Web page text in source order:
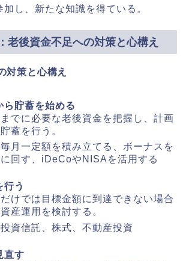
加し、新たな知識を得ている。
老後資金不足への対策と心構え
対策と心構え
ら貯蓄を始める
でに必要な老後資金を把握し、計画
蓄を行う。
月一定額を積み立てる、ボーナスを
回す、iDeCoやNISAを活用する
行う
けでは目標金額に到達できない場合
産運用を検討する。
資信託、株式、不動産投資
直す